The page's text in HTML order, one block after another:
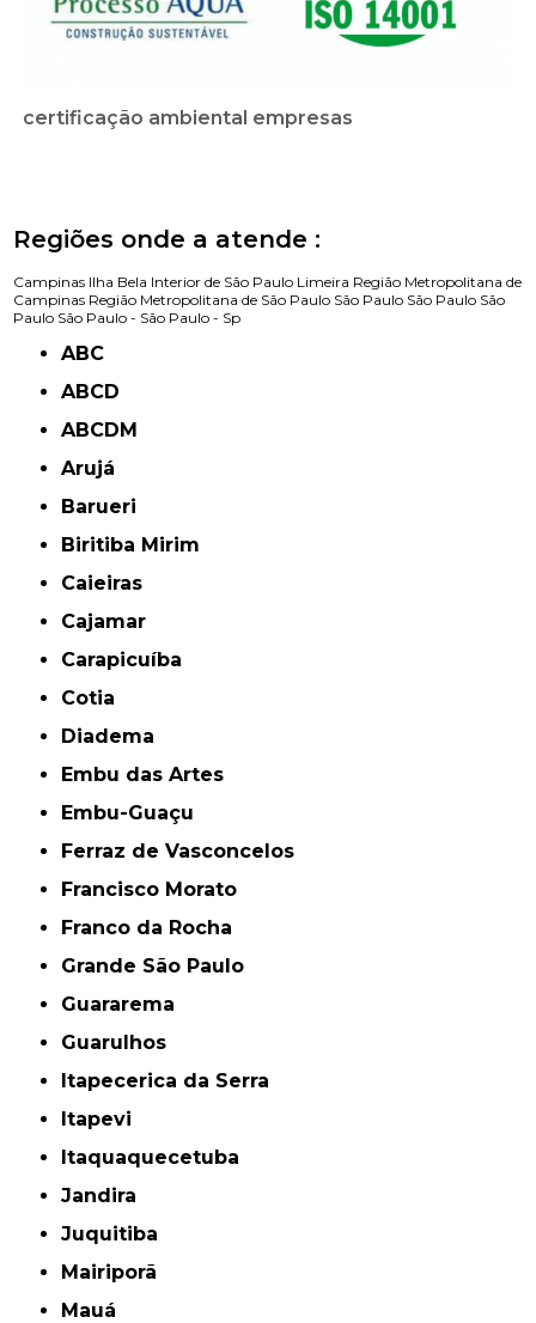
certificação ambiental empresas
Regiões onde a atende :
Campinas Ilha Bela Interior de São Paulo Limeira Região Metropolitana de
Campinas Região Metropolitana de São Paulo São Paulo São Paulo São
Paulo São Paulo - São Paulo - Sp
ABC
ABCD
ABCDM
Arujá
Barueri
Biritiba Mirim
Caieiras
Cajamar
Carapicuíba
Cotia
Diadema
Embu das Artes
Embu-Guaçu
Ferraz de Vasconcelos
Francisco Morato
Franco da Rocha
Grande São Paulo
Guararema
Guarulhos
Itapecerica da Serra
Itapevi
Itaquaquecetuba
Jandira
Juquitiba
Mairiporã
Mauá